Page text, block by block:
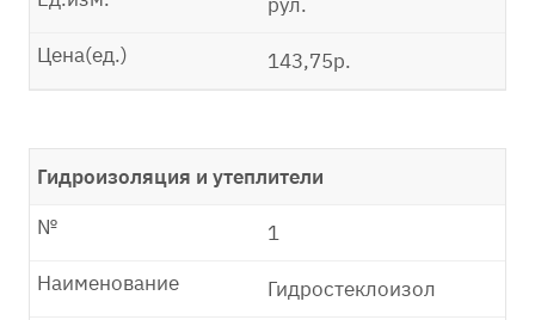
143,75р.
Цена(ед.)
Гидроизоляция и утеплители
1
№
Гидростеклоизол
Наименование